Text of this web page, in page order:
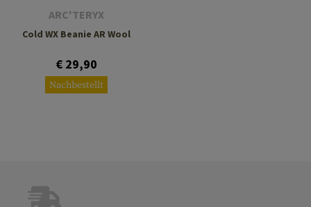
ARC'TERYX
Cold WX Beanie AR Wool
€ 29,90
Nachbestellt